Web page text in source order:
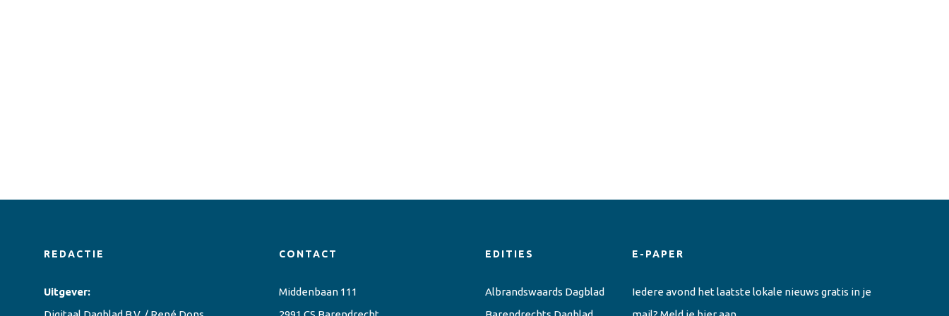
REDACTIE
Uitgever:
CONTACT
Middenbaan 111
EDITIES
Albrandswaards Dagblad
E-PAPER
Iedere avond het laatste lokale nieuws gratis in je